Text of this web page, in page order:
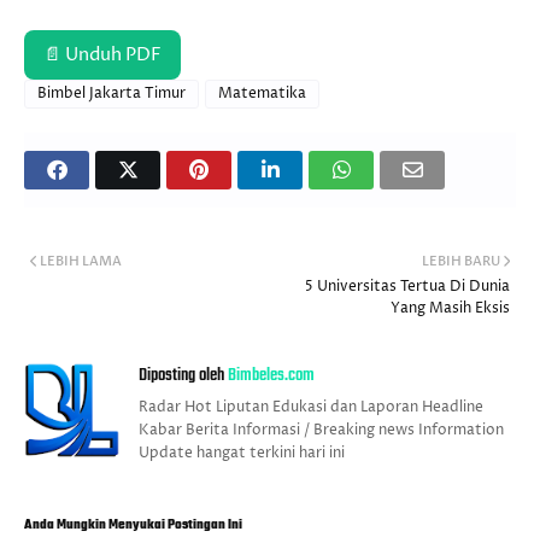
📄 Unduh PDF
Bimbel Jakarta Timur Matematika
LEBIH BARU
5 Universitas Tertua Di Dunia
Yang Masih Eksis
LEBIH LAMA
Diposting olehBimbeles.com
Radar Hot Liputan Edukasi dan Laporan Headline
Kabar Berita Informasi / Breaking news Information
Update hangat terkini hari ini
Anda Mungkin Menyukai Postingan Ini